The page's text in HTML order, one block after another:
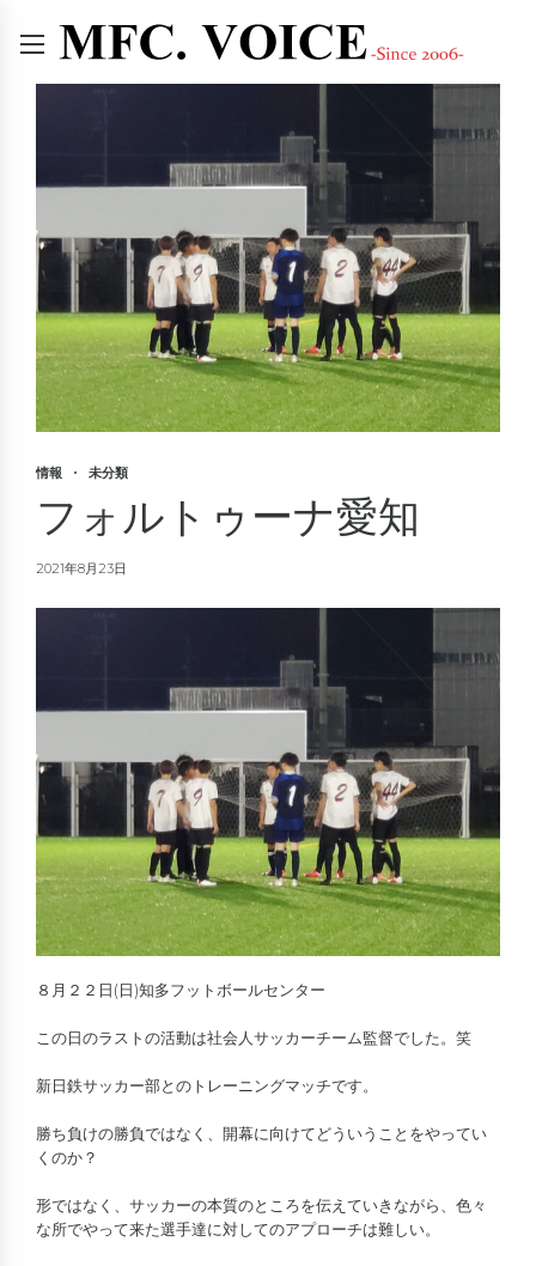
情報 未分類
フォルトゥーナ愛知
2021年8月23日
８月２２日(日)知多フットボールセンター
この日のラストの活動は社会人サッカーチーム監督でした。笑
新日鉄サッカー部とのトレーニングマッチです。
勝ち負けの勝負ではなく、開幕に向けてどういうことをやってい
くのか？
形ではなく、サッカーの本質のところを伝えていきながら、色々
な所でやって来た選手達に対してのアプローチは難しい。